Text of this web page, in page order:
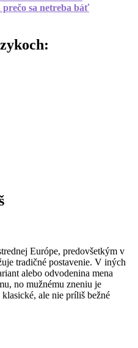
prečo sa netreba báť
Európe, predovšetkým v
tradičné postavenie. V iných
alebo odvodenina mena
no mužnému zneniu je
ale nie príliš bežné